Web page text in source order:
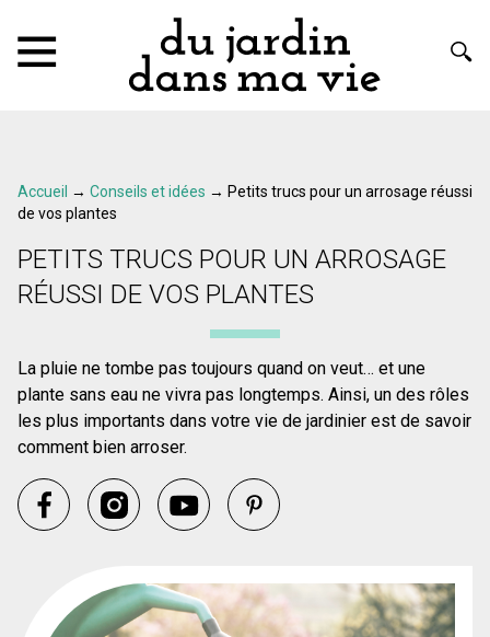
Accueil → Conseils et idées → Petits trucs pour un arrosage réussi
de vos plantes
PETITS TRUCS POUR UN ARROSAGE
RÉUSSI DE VOS PLANTES
La pluie ne tombe pas toujours quand on veut… et une
plante sans eau ne vivra pas longtemps. Ainsi, un des rôles
les plus importants dans votre vie de jardinier est de savoir
comment bien arroser.